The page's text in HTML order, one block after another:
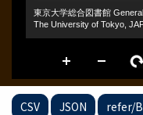
CSV JSON refer/